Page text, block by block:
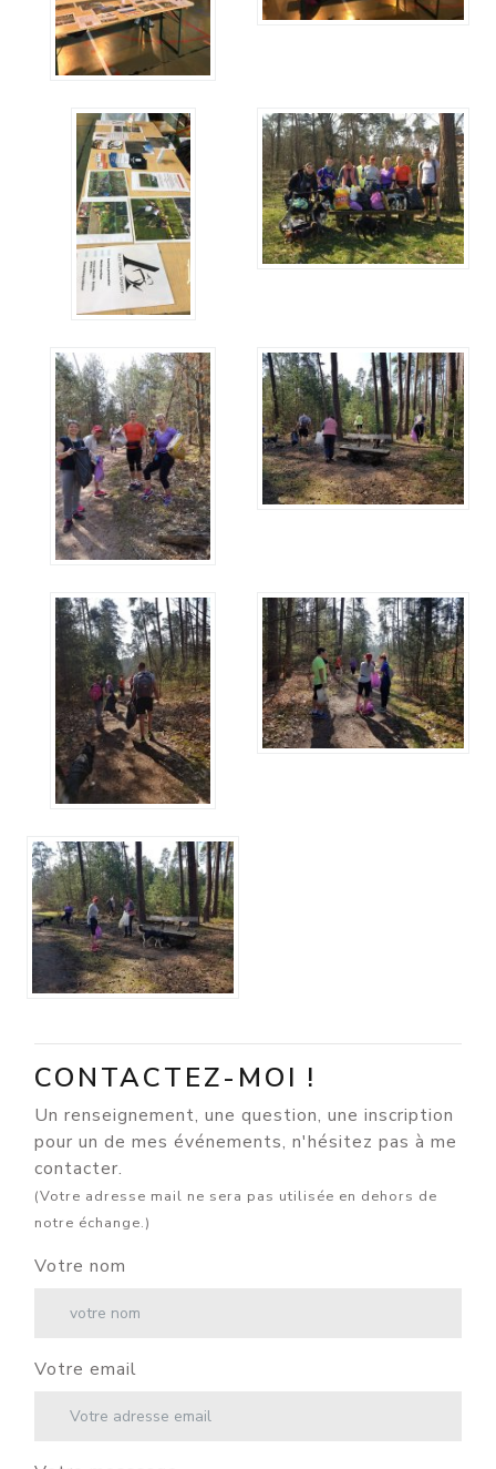
CONTACTEZ-MOI !
Un renseignement, une question, une inscription
pour un de mes événements, n'hésitez pas à me
contacter.
(Votre adresse mail ne sera pas utilisée en dehors de
notre échange.)
Votre nom
Votre email